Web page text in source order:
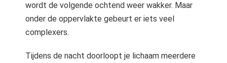
wordt de volgende ochtend weer wakker. Maar
onder de oppervlakte gebeurt er iets veel
complexers.
Tijdens de nacht doorloopt je lichaam meerdere